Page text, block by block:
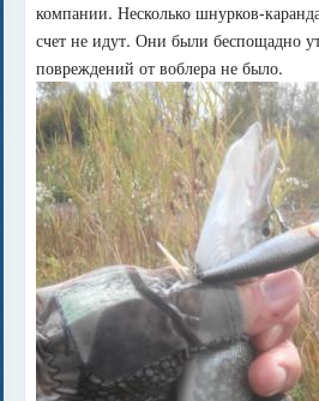
компании. Несколько шнурков-
счет не идут. Они были беспощадно
повреждений от воблера не было.